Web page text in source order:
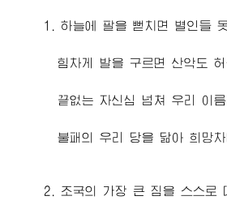
1. 하늘에 팔을 뻗치면 별인들
힘차게 발을 구르면 산악도 허
끝없는 자신심 넘쳐 우리 이
불패의 우리 당을 닮아 희망차
2. 조국의 가장 큰 짐을 스스로